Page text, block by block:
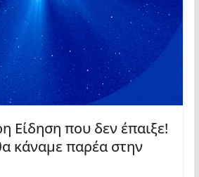
Είδηση που δεν έπαιξε!
κάναμε παρέα στην